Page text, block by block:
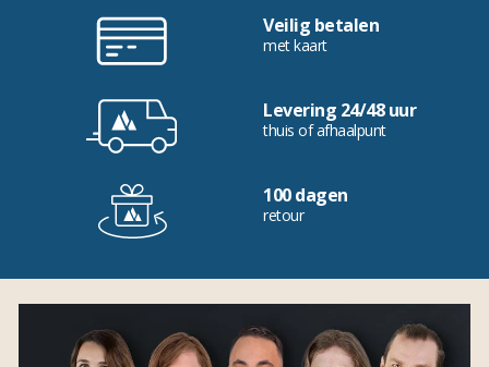
Veilig betalen
met kaart
Levering 24/48 uur
thuis of afhaalpunt
100 dagen
retour